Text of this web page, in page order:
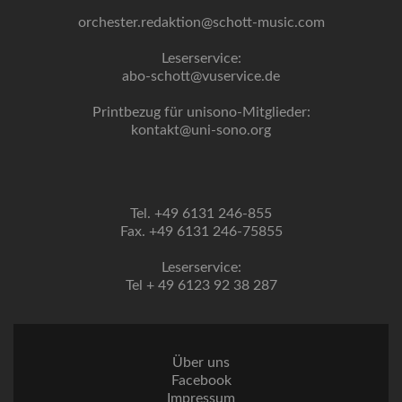
orchester.redaktion@schott-music.com
Leserservice:
abo-schott@vuservice.de
Printbezug für unisono-Mitglieder:
kontakt@uni-sono.org
Tel. +49 6131 246-855
Fax. +49 6131 246-75855
Leserservice:
Tel + 49 6123 92 38 287
Über uns
Facebook
Impressum